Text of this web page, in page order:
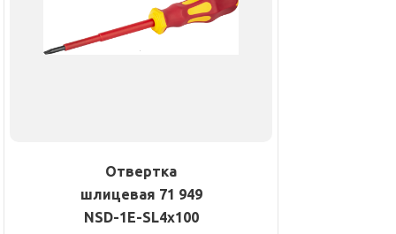
Отвертка
шлицевая 71 949
NSD-1E-SL4х100